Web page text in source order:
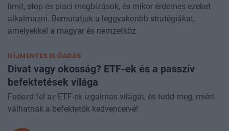
limit, stop és piaci megbízások, és mikor érdemes ezeket
alkalmazni. Bemutatjuk a leggyakoribb stratégiákat,
amelyekkel a magyar és nemzetköz
DÍJMENTES ELŐADÁS
Divat vagy okosság? ETF-ek és a passzív
befektetések világa
Fedezd fel az ETF-ek izgalmas világát, és tudd meg, miért
válhatnak a befektetők kedvenceivé!